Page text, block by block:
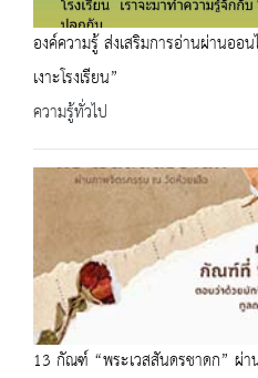
องค์ความรู้ ส่งเสริมการอ่านผ่านออ
เงาะโรงเรียน”
ความรู้ทั่วไป
13 กัณฑ์ “พระเวสสันดรชาดก” ผ่